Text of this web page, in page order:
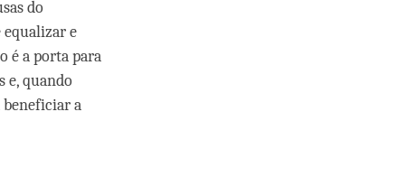
do
equalizar e
é a porta para
e, quando
beneficiar a